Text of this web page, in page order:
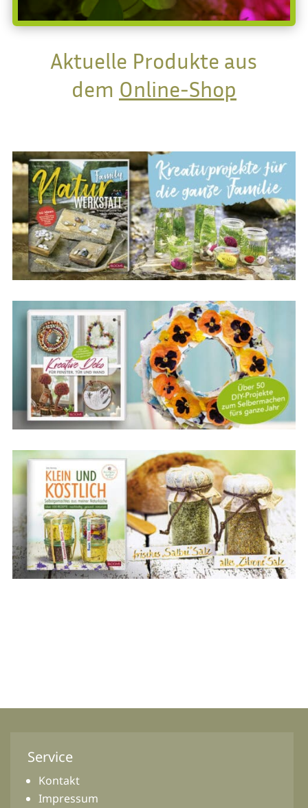
Aktuelle Produkte aus
dem Online-Shop
Service
Kontakt
Impressum